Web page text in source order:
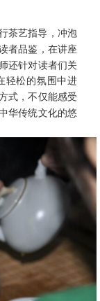
茶艺指导，冲泡
者品鉴 ，在讲座
还针对读者们关
轻松的氛围中进
式，不仅能感受
华传统文化的悠